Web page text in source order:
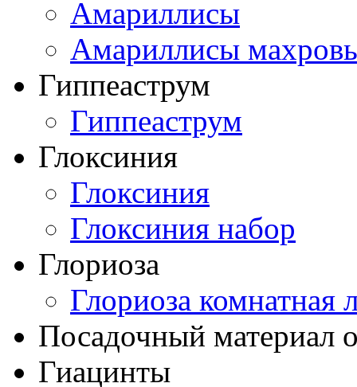
Амариллисы
Амариллисы
Гиппеаструм
Гиппеаструм
Глоксиния
Глоксиния
Глоксиния набор
Глориоза
Глориоза комнатная
Посадочный материал
Гиацинты